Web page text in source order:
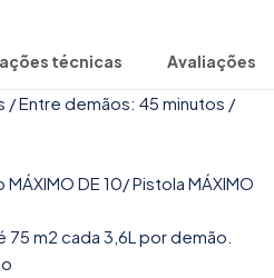
técnicas Avaliações
/ Entre demãos: 45 minutos /
DE 10/ Pistola MÁXIMO
75 m2 cada 3,6L por demão.